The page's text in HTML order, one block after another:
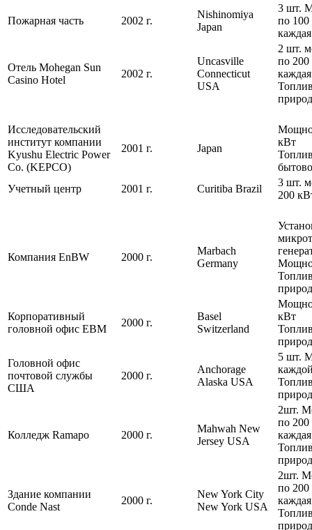
Пожарная часть 2002 г.
Nishinomiya
Japan
3 шт.
по 100
каждая
Отель Mohegan Sun
Casino Hotel
2002 г.
Uncasville
Connecticut
USA
2 шт.
по 200
каждая
Исследовательский
институт компании
Kyushu Electric Power
Co. (KEPCO)
2001 г. Japan
кВт
Учетный центр
2001 г. Curitiba Brazil
3 шт.
200
Компания EnBW 2000 г.
Marbach
Germany
Корпоративный
головной офис EBM
2000 г.
Basel
Switzerland
кВт
Головной офис
почтовой службы
США
2000 г.
Anchorage
Alaska USA
5 шт.
Колледж Ramapo 2000 г.
Mahwah New
Jersey USA
2шт.
по 200
каждая
Здание компании
Conde Nast
2000 г.
New York City
New York USA
2шт.
по 200
каждая